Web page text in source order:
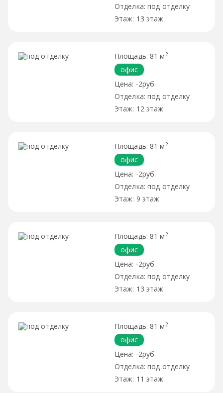
под отделку
13 этаж
81 м 2
офис
-2руб.
под отделку
12 этаж
81 м 2
офис
-2руб.
под отделку
9 этаж
81 м 2
офис
-2руб.
под отделку
13 этаж
81 м 2
офис
-2руб.
под отделку
11 этаж